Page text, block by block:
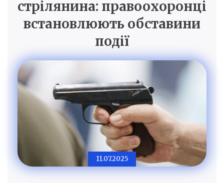
стрілянина: правоохоронці
встановлюють обставини
події
11.07.2025